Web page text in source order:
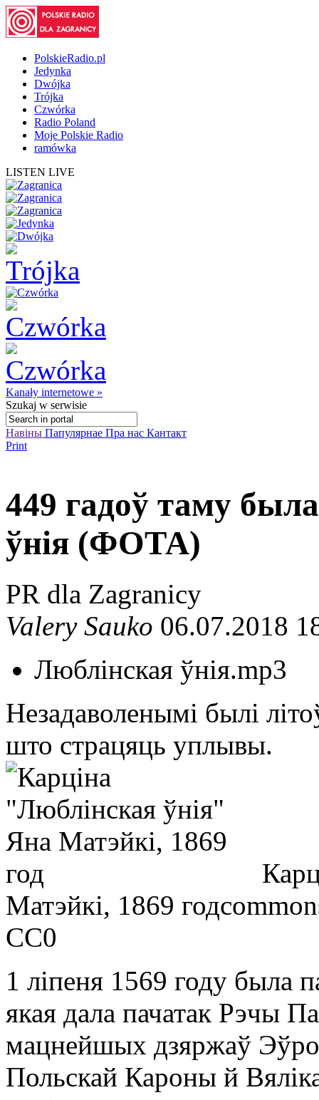
PolskieRadio.pl
Jedynka
Dwójka
Trójka
Czwórka
Radio Poland
Moje Polskie Radio
ramówka
LISTEN LIVE
Kanały internetowe »
Szukaj w serwisie
Навіны Папулярнае Пра нас Кантакт
Print
449 гадоў таму
ўнія (ФОТА)
PR dla Zagranicy
Valery Sauko 06.07.2018
Люблінская ўнія.mp3
Незадаволенымі былі
што страцяць уплывы.
Матэйкі, 1869 год
CC0
1 ліпеня 1569 году была
якая дала пачатак Рэчы
мацнейшых дзяржаў
Польскай Кароны й